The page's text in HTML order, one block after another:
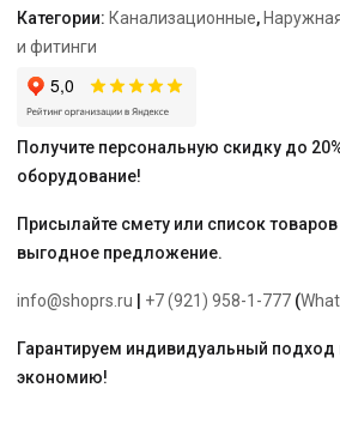
Категории: Канализационные,
и фитинги
Получите персональную скидку до
оборудование!
Присылайте смету или список
выгодное предложение.
info@shoprs.ru +7 (921) 958-1-777 (
Гарантируем индивидуальный подход
экономию!